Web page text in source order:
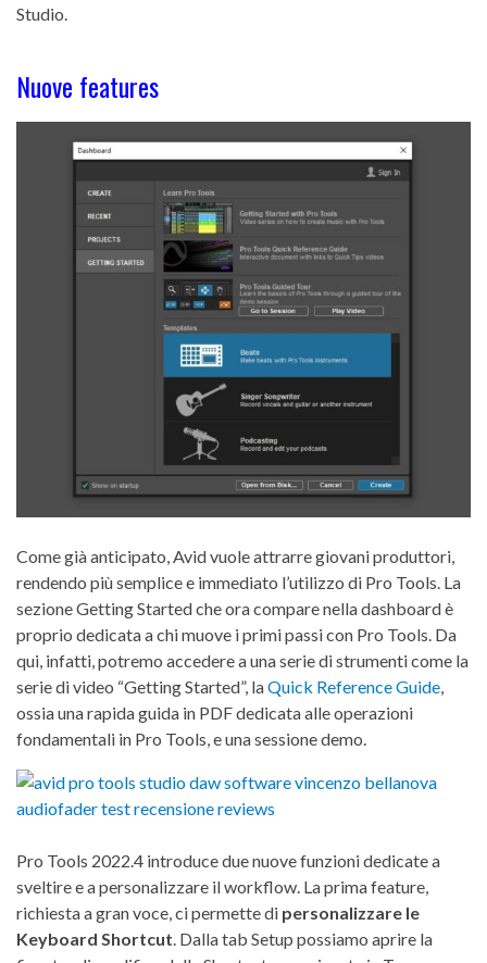
Studio.
Nuove features
Come già anticipato, Avid vuole attrarre giovani produttori,
rendendo più semplice e immediato l’utilizzo di Pro Tools. La
sezione Getting Started che ora compare nella dashboard è
proprio dedicata a chi muove i primi passi con Pro Tools. Da
qui, infatti, potremo accedere a una serie di strumenti come la
serie di video “Getting Started”, laQuick Reference Guide,
ossia una rapida guida in PDF dedicata alle operazioni
fondamentali in Pro Tools, e una sessione demo.
Pro Tools 2022.4 introduce due nuove funzioni dedicate a
sveltire e a personalizzare il workflow. La prima feature,
richiesta a gran voce, ci permette di personalizzare le
Keyboard Shortcut. Dalla tab Setup possiamo aprire la